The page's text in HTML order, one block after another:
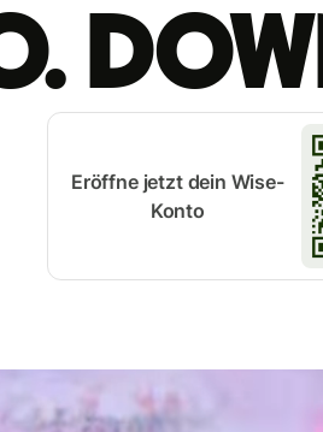
Eröffne jetzt dein Wise-
Konto